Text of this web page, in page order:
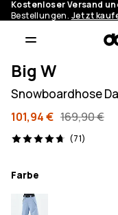
Kostenloser Versand
Bestellungen. Jetzt
Big W
Snowboardhose
101,94 € 169,90 €
(71)
71 Reviews, 4.7/5
Farbe